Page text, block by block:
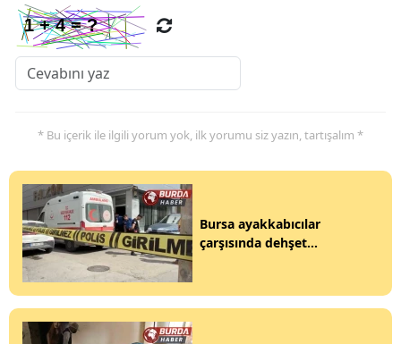
* Bu içerik ile ilgili yorum yok, ilk yorumu siz yazın, tartışalım *
Bursa ayakkabıcılar
çarşısında dehşet...